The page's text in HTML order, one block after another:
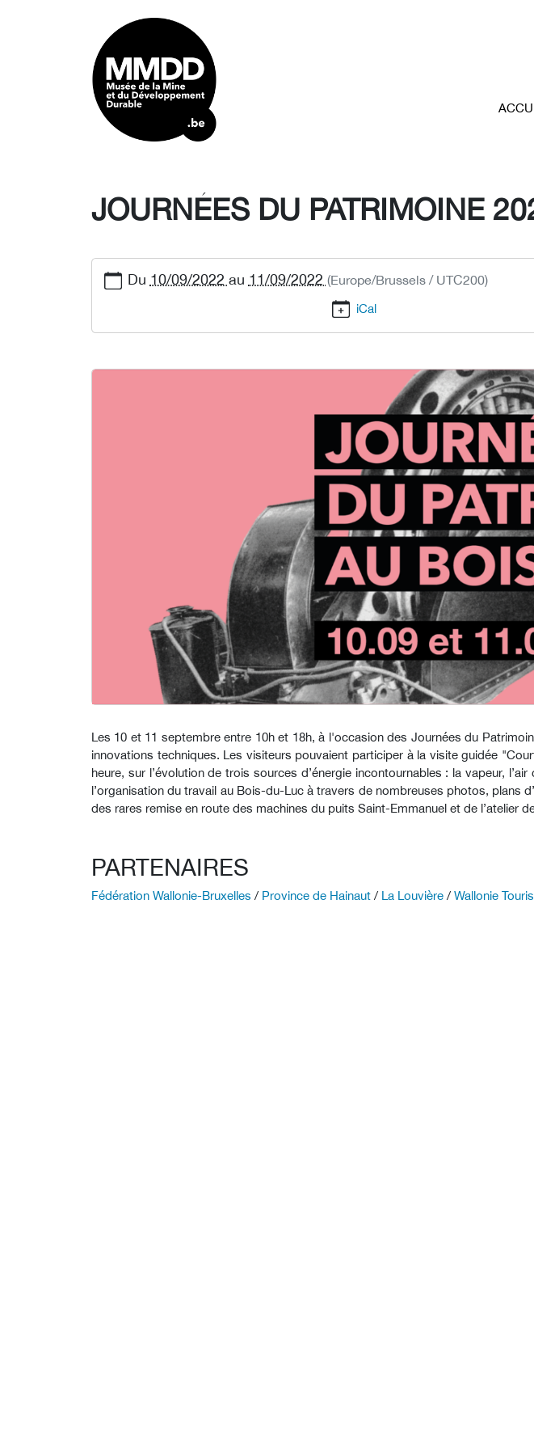
JOURNÉES DU PATRIMOINE
Du 10/09/2022 au 11/09/2022 (Europe/Brussels / UTC200)
iCal
Les 10 et 11 septembre entre 10h et 18h, à l'occasion des Journées du
innovations techniques. Les visiteurs pouvaient participer à la visite guidée
heure, sur l’évolution de trois sources d’énergie incontournables : la vapeur,
l’organisation du travail au Bois-du-Luc à travers de nombreuses photos, plans
des rares remise en route des machines du puits Saint-Emmanuel et de l’atelier
PARTENAIRES
Fédération Wallonie-Bruxelles / Province de Hainaut / La Louvière / Wallonie